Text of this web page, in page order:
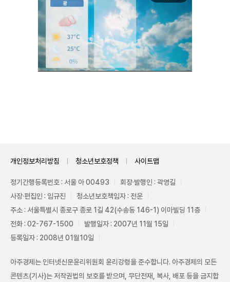
개인정보처리방침 청소년보호정책 사이트맵
정기간행등록번호 : 서울 아 00493
회장·발행인 : 곽영길
사장·편집인 : 임규진
청소년보호책임자 : 전운
주소 : 서울특별시 종로구 종로 1길 42(수송동 146-1) 이마빌딩 11층
전화 : 02-767-1500
발행일자 : 2007년 11월 15일
등록일자 : 2008년 01월10일
아주경제는 인터넷신문윤리위원회 윤리강령을 준수합니다. 아주경제의 모든
콘텐츠(기사)는 저작권법의 보호를 받으며, 무단전재, 복사, 배포 등을 금지합